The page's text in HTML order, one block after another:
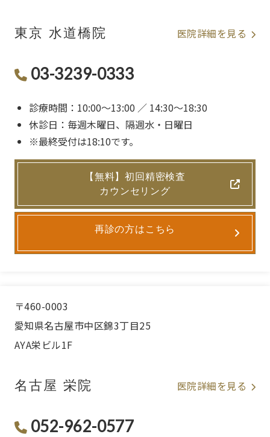
東京 水道橋院 医院詳細を見る
03-3239-0333
診療時間：10:00〜13:00 ／ 14:30〜18:30
休診日：毎週木曜日、隔週水・日曜日
※最終受付は18:10です。
【無料】初回精密検査
カウンセリング
再診の方はこちら
〒460-0003
愛知県名古屋市中区錦3丁目25
AYA栄ビル1F
名古屋 栄院 医院詳細を見る
052-962-0577